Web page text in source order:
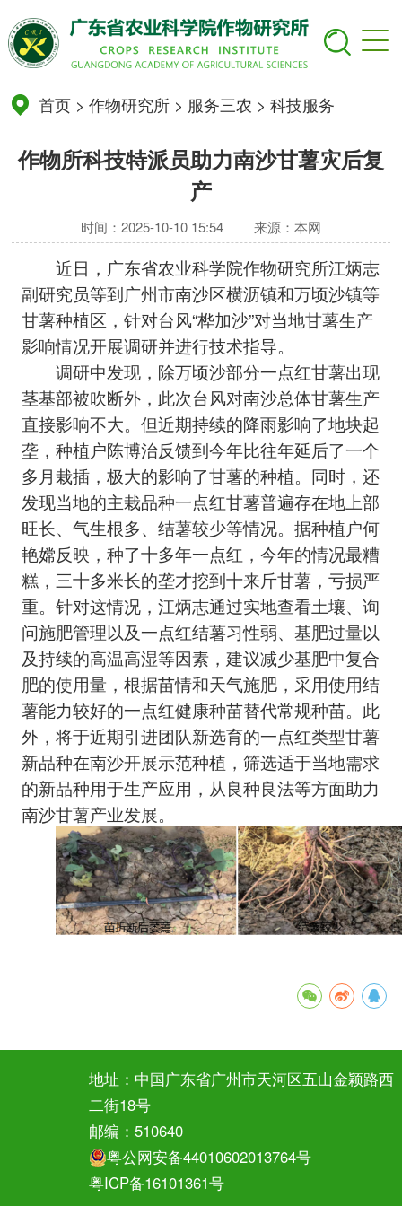
首页 >作物研究所 > 服务三农 >科技服务
作物所科技特派员助力南沙甘薯灾后复
产
时间：2025-10-10 15:54 来源：本网
近日，广东省农业科学院作物研究所江炳志
副研究员等到广州市南沙区横沥镇和万顷沙镇等
甘薯种植区，针对台风“桦加沙”对当地甘薯生产
影响情况开展调研并进行技术指导。
调研中发现，除万顷沙部分一点红甘薯出现
茎基部被吹断外，此次台风对南沙总体甘薯生产
直接影响不大。但近期持续的降雨影响了地块起
垄，种植户陈博治反馈到今年比往年延后了一个
多月栽插，极大的影响了甘薯的种植。同时，还
发现当地的主栽品种一点红甘薯普遍存在地上部
旺长、气生根多、结薯较少等情况。据种植户何
艳嫦反映，种了十多年一点红，今年的情况最糟
糕，三十多米长的垄才挖到十来斤甘薯，亏损严
重。针对这情况，江炳志通过实地查看土壤、询
问施肥管理以及一点红结薯习性弱、基肥过量以
及持续的高温高湿等因素，建议减少基肥中复合
肥的使用量，根据苗情和天气施肥，采用使用结
薯能力较好的一点红健康种苗替代常规种苗。此
外，将于近期引进团队新选育的一点红类型甘薯
新品种在南沙开展示范种植，筛选适于当地需求
的新品种用于生产应用，从良种良法等方面助力
南沙甘薯产业发展。
地址：中国广东省广州市天河区五山金颖路西
二街18号
邮编：510640
粤公网安备44010602013764号
粤ICP备16101361号